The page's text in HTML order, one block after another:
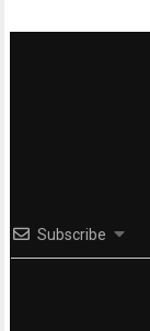
Subscribe